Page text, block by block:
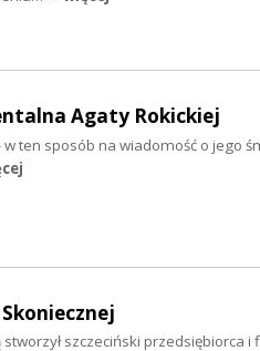
Agaty Rokickiej
ten sposób na wiadomość o jego
szczeciński przedsiębiorca i